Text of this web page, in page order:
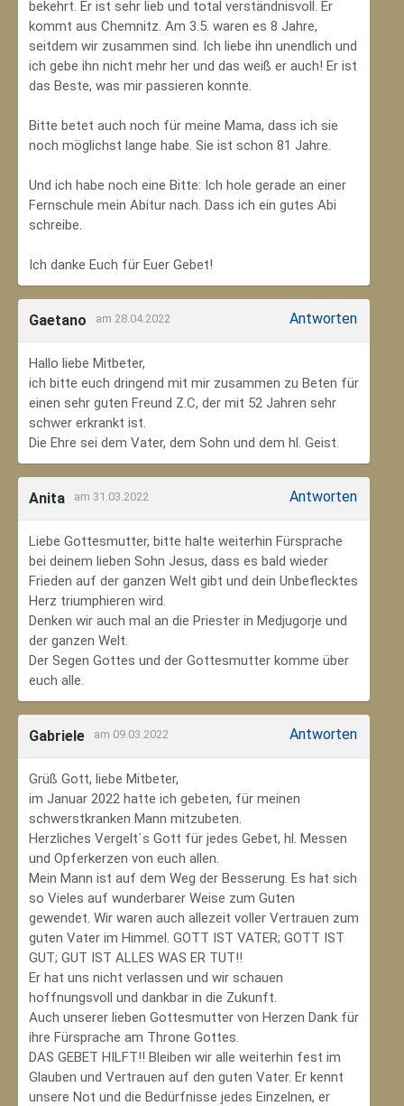
bekehrt. Er ist sehr lieb und total verständnisvoll. Er
kommt aus Chemnitz. Am 3.5. waren es 8 Jahre,
seitdem wir zusammen sind. Ich liebe ihn unendlich und
ich gebe ihn nicht mehr her und das weiß er auch! Er ist
das Beste, was mir passieren konnte.
Bitte betet auch noch für meine Mama, dass ich sie
noch möglichst lange habe. Sie ist schon 81 Jahre.
Und ich habe noch eine Bitte: Ich hole gerade an einer
Fernschule mein Abitur nach. Dass ich ein gutes Abi
schreibe.
Ich danke Euch für Euer Gebet!
Gaetano am 28.04.2022 Antworten
Hallo liebe Mitbeter,
ich bitte euch dringend mit mir zusammen zu Beten für
einen sehr guten Freund Z.C, der mit 52 Jahren sehr
schwer erkrankt ist.
Die Ehre sei dem Vater, dem Sohn und dem hl. Geist.
Anita am 31.03.2022 Antworten
Liebe Gottesmutter, bitte halte weiterhin Fürsprache
bei deinem lieben Sohn Jesus, dass es bald wieder
Frieden auf der ganzen Welt gibt und dein Unbeflecktes
Herz triumphieren wird.
Denken wir auch mal an die Priester in Medjugorje und
der ganzen Welt.
Der Segen Gottes und der Gottesmutter komme über
euch alle.
Gabriele am 09.03.2022 Antworten
Grüß Gott, liebe Mitbeter,
im Januar 2022 hatte ich gebeten, für meinen
schwerstkranken Mann mitzubeten.
Herzliches Vergelt´s Gott für jedes Gebet, hl. Messen
und Opferkerzen von euch allen.
Mein Mann ist auf dem Weg der Besserung. Es hat sich
so Vieles auf wunderbarer Weise zum Guten
gewendet. Wir waren auch allezeit voller Vertrauen zum
guten Vater im Himmel. GOTT IST VATER; GOTT IST
GUT; GUT IST ALLES WAS ER TUT!!
Er hat uns nicht verlassen und wir schauen
hoffnungsvoll und dankbar in die Zukunft.
Auch unserer lieben Gottesmutter von Herzen Dank für
ihre Fürsprache am Throne Gottes.
DAS GEBET HILFT!! Bleiben wir alle weiterhin fest im
Glauben und Vertrauen auf den guten Vater. Er kennt
unsere Not und die Bedürfnisse jedes Einzelnen, er